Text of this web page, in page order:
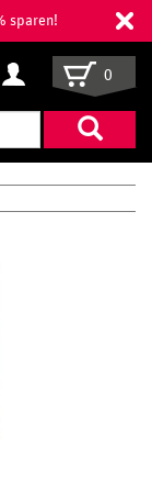
sparen!
Suchbegriff
eingeben
0